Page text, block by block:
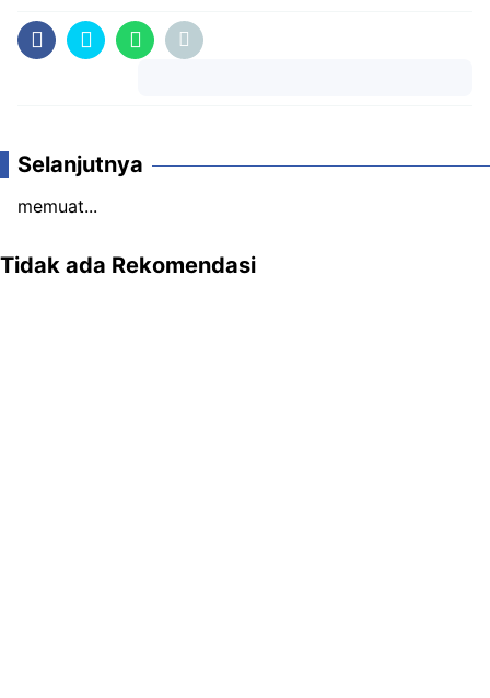
Selanjutnya
memuat...
Tidak ada Rekomendasi